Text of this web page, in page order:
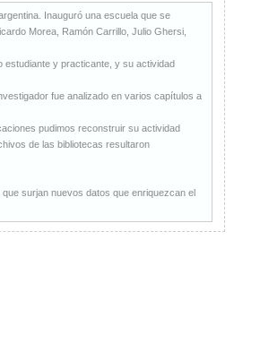
Inauguró una escuela que se
Morea, Ramón Carrillo, Julio Ghersi,
estudiante y practicante, y su actividad
fue analizado en varios capítulos a
pudimos reconstruir su actividad
de las bibliotecas resultaron
surjan nuevos datos que enriquezcan el